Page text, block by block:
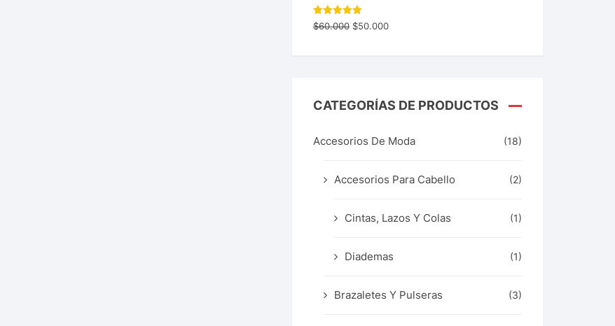
Valorado
con 5.00
$60.000 $50.000
CATEGORÍAS DE PRODUCTOS
Accesorios De Moda (18)
Accesorios Para Cabello (2)
Cintas, Lazos Y Colas (1)
Diademas (1)
Brazaletes Y Pulseras (3)